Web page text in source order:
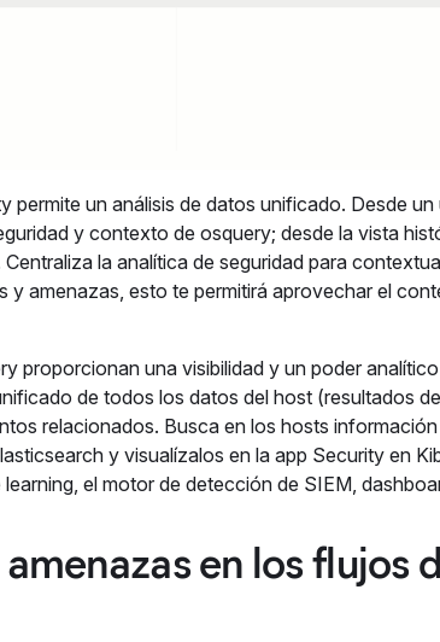
permite un análisis de datos unificado. Desde
y contexto de osquery; desde la vista
la analítica de seguridad para
amenazas, esto te permitirá aprovechar el
proporcionan una visibilidad y un poder
de todos los datos del host (resultados
relacionados. Busca en los hosts
y visualízalos en la app Security en
el motor de detección de SIEM,
en los flujos